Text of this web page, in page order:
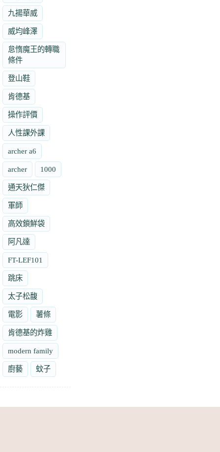
九揚華威
威均峰澤
怠惰魔王的轉職
條件
登山鞋
肯德基
操作評價
人性課外課
archer a6
archer 1000
通天狄仁傑
軍師
高效鎖鮮袋
阿凡達
FT-LEF101
跳床
太子松馥
電影 薯條
肯德基的炸雞
modern family
廚藝 蚊子